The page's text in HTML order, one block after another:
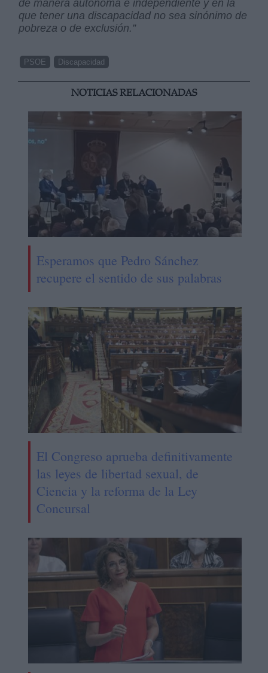
de manera autónoma e independiente y en la
que tener una discapacidad no sea sinónimo de
pobreza o de exclusión.”
PSOE Discapacidad
NOTICIAS RELACIONADAS
Esperamos que Pedro Sánchez
recupere el sentido de sus palabras
El Congreso aprueba definitivamente
las leyes de libertad sexual, de
Ciencia y la reforma de la Ley
Concursal